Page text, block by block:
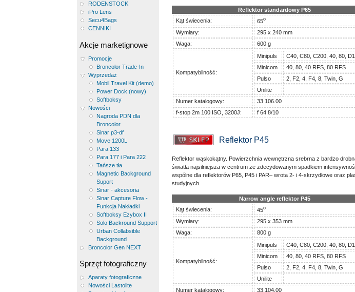
RODENSTOCK
iPro Lens
Secu4Bags
CENNIKI
Akcje marketignowe
Promocje
Broncolor Trade-In
Wyprzedaż
Mobil Travel Kit (demo)
Power Dock (nowy)
Softboksy
Nowości
Nagroda PDN dla
Broncolor
Sinar p3-df
Move 1200L
Para 133
Para 177 i Para 222
Tańsze tła
Magnetic Background
Suport
Sinar - akcesoria
Sinar Capture Flow -
Funkcja Nakładki
Softboksy Ezybox II
Solo Backround Support
Urban Collabsible
Background
Broncolor Gen NEXT
Sprzęt fotograficzny
Aparaty fotograficzne
Nowości Lastolite
Reflektor standardowy P65
Kąt świecenia:
65o
Wymiary:
295 x 240 mm
Waga:
600 g
Kompatybilność:
Minipuls
C40, C80, C200, 40, 80,
Minicom
40, 80, 40 RFS, 80 RFS
Pulso
2, F2, 4, F4, 8, Twin, G
Unilite
Numer katalogowy:
33.106.00
f-stop 2m 100 ISO, 3200J:
f 64 8/10
Reflektor P45
Reflektor wąskokątny. Powierzchnia wewnętrzna srebrna z bardzo
światła najsilniejsza w centrum ze zdecydowanym spadkiem
wspólne dla reflektorów P65, P45 i PAR– wrota 2- i 4-skrzydłowe oraz
studyjnych.
Narrow angle reflektor P45
Kąt świecenia:
45o
Wymiary:
295 x 353 mm
Waga:
800 g
Kompatybilność:
Minipuls
C40, C80, C200, 40, 80,
Minicom
40, 80, 40 RFS, 80 RFS
Pulso
2, F2, 4, F4, 8, Twin, G
Unilite
Numer katalogowy:
33.104.00